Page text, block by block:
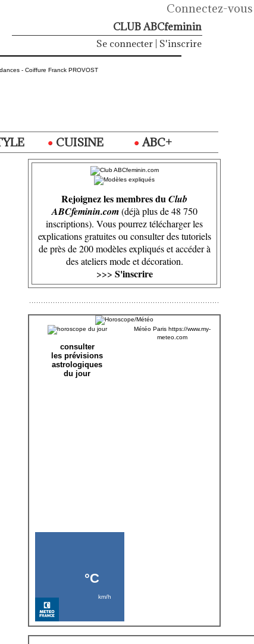
Connectez-vous
CLUB ABCfeminin
Se connecter S'inscrire
CUISINE ABC+
Rejoignez les membres duClub
ABCfeminin.com(déjà plus de 48 750
inscriptions). Vous pourrez télécharger les
explications gratuites ou consulter des tutoriels
de près de 200 modèles expliqués et accéder à
des ateliers mode et décoration.
>>> S'inscrire
consulter
les prévisions
astrologiques
du jour
Météo Paris https://www.my-
meteo.com